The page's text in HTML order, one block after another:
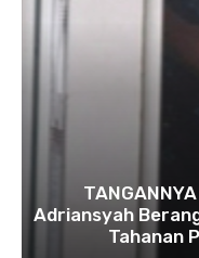
Adriansyah
Tahanan